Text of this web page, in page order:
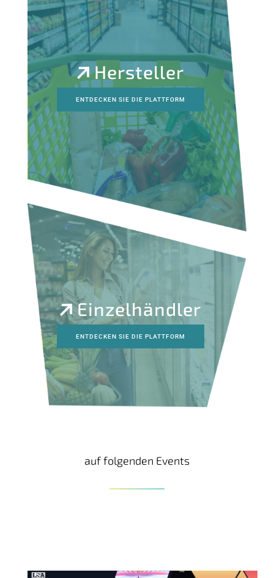
Hersteller
ENTDECKEN SIE DIE PLATTFORM
Einzelhändler
ENTDECKEN SIE DIE PLATTFORM
auf folgenden Events